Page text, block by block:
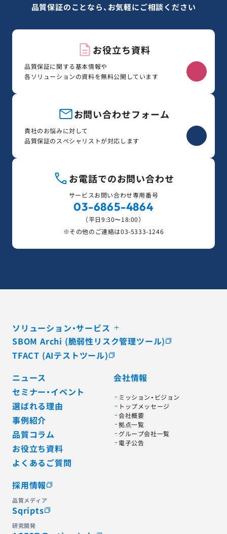
品質保証のことなら、お気軽にご相談ください
お役立ち資料
品質保証に関する基本情報や
各ソリューションの資料を無料公開しています
お問い合わせフォーム
貴社のお悩みに対して
品質保証のスペシャリストが対応します
お電話でのお問い合わせ
サービスお問い合わせ専用番号
03-6865-4864
（平日9:30〜18:00）
※その他のご連絡は03-5333-1246
ソリューション・サービス
SBOM Archi (脆弱性リスク管理ツール)
TFACT (AIテストツール)
ニュース
セミナー・イベント
選ばれる理由
事例紹介
品質コラム
お役立ち資料
よくあるご質問
会社情報
ミッション・ビジョン
トップメッセージ
会社概要
拠点一覧
グループ会社一覧
電子公告
採用情報
品質メディア
Sqripts
研究開発